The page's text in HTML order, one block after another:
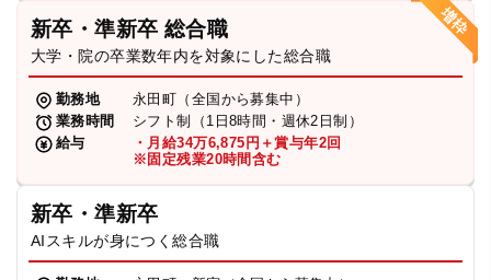
新卒・準新卒 総合職
大学・院の卒業数年内を対象にした総合職
勤務地
永田町（全国から募集中）
業務時間
シフト制（1日8時間・週休2日制）
給与
・月給34万6,875円＋賞与年2回
※固定残業20時間含む
新卒・準新卒
AIスキルが身につく総合職